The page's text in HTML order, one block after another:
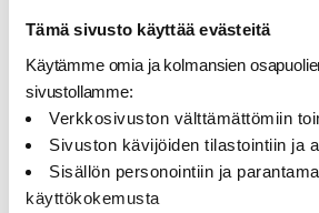
Tämä sivusto käyttää evästeitä
Käytämme omia ja kolmansien
sivustollamme:
Verkkosivuston välttämättömiin
Sivuston kävijöiden tilastointiin ja
Sisällön personointiin ja
käyttökokemusta
Kuuluvuusalueet